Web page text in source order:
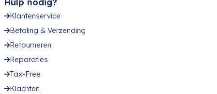
Hulp nodig?
Klantenservice
Betaling & Verzending
Retourneren
Reparaties
Tax-Free
Klachten